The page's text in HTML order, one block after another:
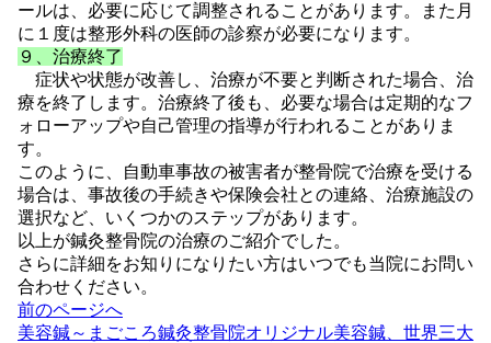
ールは、必要に応じて調整されることがあります。また月
に１度は整形外科の医師の診察が必要になります。
９、治療終了
症状や状態が改善し、治療が不要と判断された場合、治
療を終了します。治療終了後も、必要な場合は定期的なフ
ォローアップや自己管理の指導が行われることがありま
す。
このように、自動車事故の被害者が整骨院で治療を受ける
場合は、事故後の手続きや保険会社との連絡、治療施設の
選択など、いくつかのステップがあります。
以上が鍼灸整骨院の治療のご紹介でした。
さらに詳細をお知りになりたい方はいつでも当院にお問い
合わせください。
投
稿
前のページへ
美容鍼～まごころ鍼灸整骨院オリジナル美容鍼、世界三大